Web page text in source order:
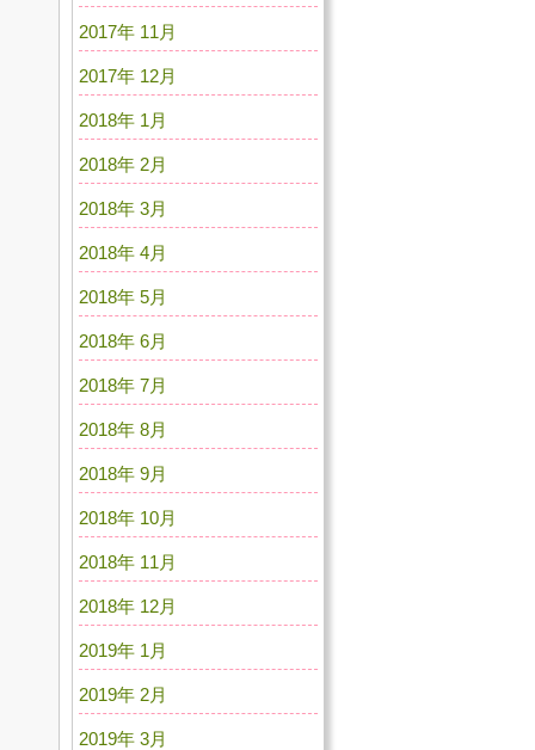
2017年 11月
2017年 12月
2018年 1月
2018年 2月
2018年 3月
2018年 4月
2018年 5月
2018年 6月
2018年 7月
2018年 8月
2018年 9月
2018年 10月
2018年 11月
2018年 12月
2019年 1月
2019年 2月
2019年 3月